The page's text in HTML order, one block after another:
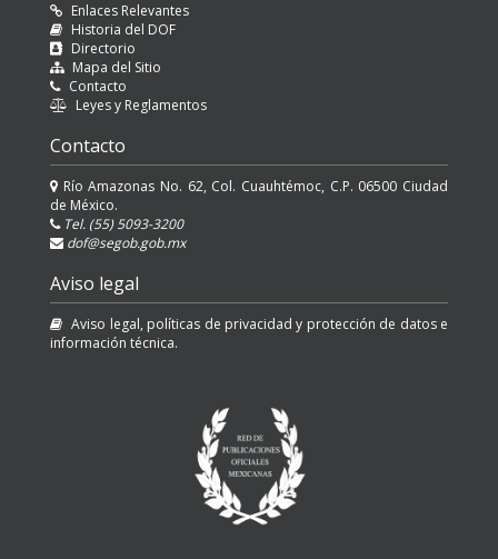
Enlaces Relevantes
Historia del DOF
Directorio
Mapa del Sitio
Contacto
Leyes y Reglamentos
Contacto
Río Amazonas No. 62, Col. Cuauhtémoc, C.P. 06500 Ciudad
de México.
Tel. (55) 5093-3200
dof@segob.gob.mx
Aviso legal
Aviso legal, políticas de privacidad y protección de datos e
información técnica.